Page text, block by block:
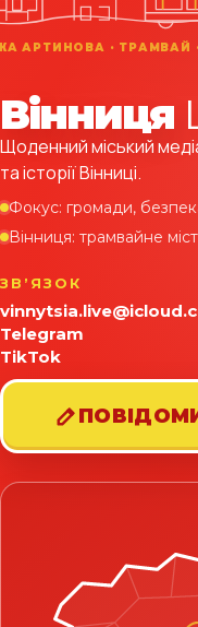
Вінниця
Щоденний міський
та історії Вінниці.
Фокус: громади,
Вінниця: трамвайне
ЗВʼЯЗОК
Telegram
TikTok